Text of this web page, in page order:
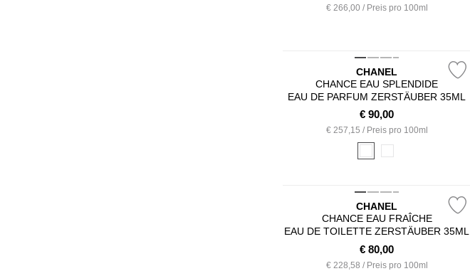
€ 266,00 / Preis pro 100ml
CHANEL
CHANCE EAU SPLENDIDE
EAU DE PARFUM ZERSTÄUBER 35ML
€90,00
€ 257,15 / Preis pro 100ml
CHANEL
CHANCE EAU FRAÎCHE
EAU DE TOILETTE ZERSTÄUBER 35ML
€80,00
€ 228,58 / Preis pro 100ml